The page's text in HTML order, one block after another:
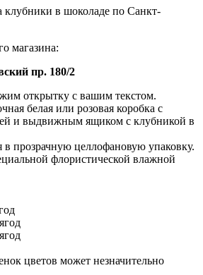
клубники в шоколаде по Санкт-
магазина:
пр. 180/2
открытку с вашим текстом.
белая или розовая коробка с
и выдвижным ящиком с клубникой в
в прозрачную целлофановую упаковку.
флористической влажной
цветов может незначительно